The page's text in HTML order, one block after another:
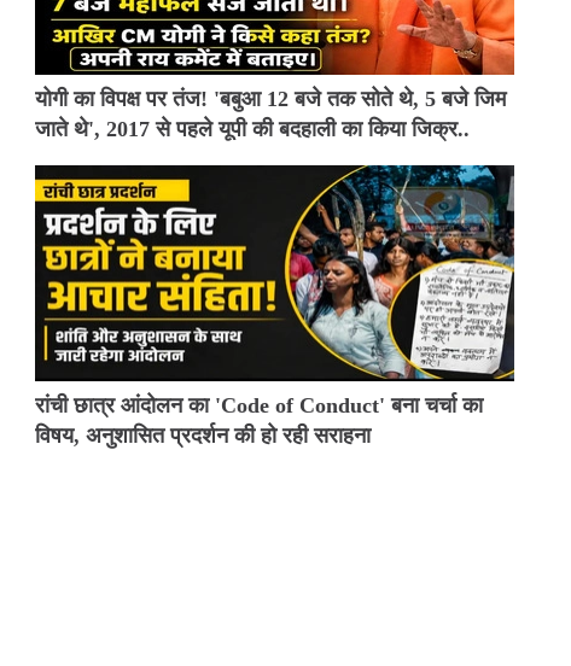
योगी का विपक्ष पर तंज! 'बबुआ 12 बजे तक सोते थे, 5 बजे जिम
जाते थे', 2017 से पहले यूपी की बदहाली का किया जिक्र..
रांची छात्र आंदोलन का 'Code of Conduct' बना चर्चा का
विषय, अनुशासित प्रदर्शन की हो रही सराहना